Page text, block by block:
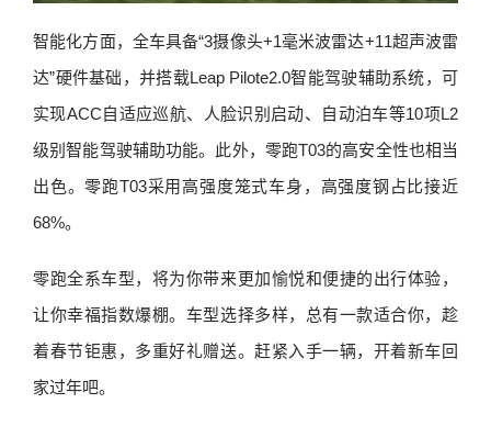
智能化方面，全车具备“3摄像头+1毫米波雷达+11超声波雷
达”硬件基础，并搭载Leap Pilote2.0智能驾驶辅助系统，可
实现ACC自适应巡航、人脸识别启动、自动泊车等10项L2
级别智能驾驶辅助功能。此外，零跑T03的高安全性也相当
出色。零跑T03采用高强度笼式车身，高强度钢占比接近
68%。
零跑全系车型，将为你带来更加愉悦和便捷的出行体验，
让你幸福指数爆棚。车型选择多样，总有一款适合你，趁
着春节钜惠，多重好礼赠送。赶紧入手一辆，开着新车回
家过年吧。